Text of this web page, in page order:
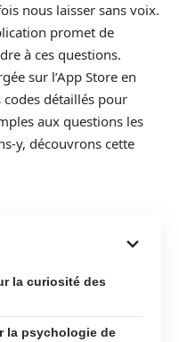
nous laisser sans voix.
promet de
à ces questions.
sur l’App Store en
détaillés pour
aux questions les
y, découvrons cette
la curiosité des
la psychologie de